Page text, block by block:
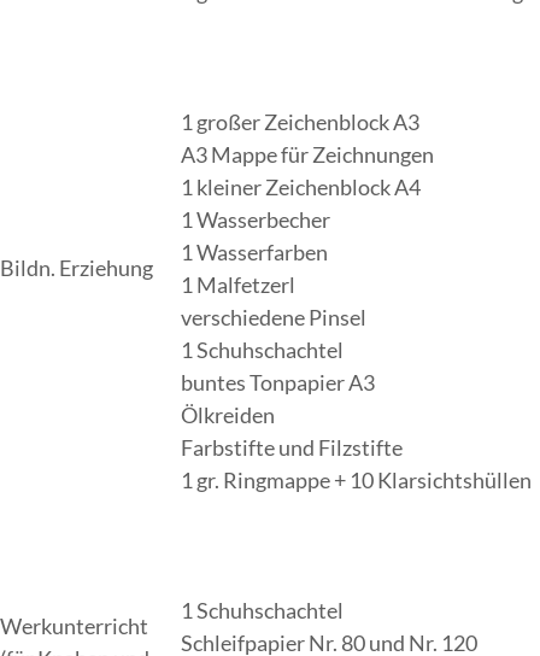
Bildn. Erziehung
1 großer Zeichenblock A3
A3 Mappe für Zeichnungen
1 kleiner Zeichenblock A4
1 Wasserbecher
1 Wasserfarben
1 Malfetzerl
verschiedene Pinsel
1 Schuhschachtel
buntes Tonpapier A3
Ölkreiden
Farbstifte und Filzstifte
1 gr. Ringmappe + 10 Klarsichtshüllen
Werkunterricht
1 Schuhschachtel
Schleifpapier Nr. 80 und Nr. 120